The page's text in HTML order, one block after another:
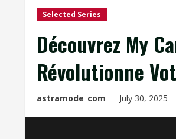
Selected Series
Découvrez My
Révolutionne
astramode_com_ July 30, 2025